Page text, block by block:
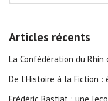
Articles récents
La Confédération du
De l’Histoire à la Fiction